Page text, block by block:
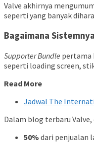
Valve akhirnya
seperti yang banyak
Bagaimana
Supporter Bundle pertama
seperti loading screen,
Read More
Jadwal The
Dalam blog terbaru
50% dari penjualan